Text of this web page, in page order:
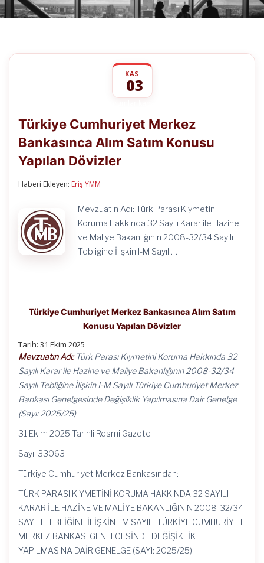
KAS
03
Merkez
Bankasınca
Alım
Konusu
Türkiye Cumhuriyet Merkez
Bankasınca Alım Satım Konusu
Yapılan Dövizler
Haberi Ekleyen: Eriş YMM
Mevzuatın Adı: Türk Parası Kıymetini
Koruma Hakkında 32 Sayılı Karar ile Hazine
ve Maliye Bakanlığının 2008-32/34 Sayılı
Tebliğine İlişkin I-M Sayılı…
Türkiye Cumhuriyet Merkez Bankasınca Alım Satım
Konusu Yapılan Dövizler
Tarih: 31 Ekim 2025
Mevzuatın Adı:Türk Parası Kıymetini Koruma Hakkında 32
Sayılı Karar ile Hazine ve Maliye Bakanlığının 2008-32/34
Sayılı Tebliğine İlişkin I-M Sayılı Türkiye Cumhuriyet Merkez
Bankası Genelgesinde Değişiklik Yapılmasına Dair Genelge
(Sayı: 2025/25)
31 Ekim 2025 Tarihli Resmi Gazete
Sayı: 33063
Türkiye Cumhuriyet Merkez Bankasından:
TÜRK PARASI KIYMETİNİ KORUMA HAKKINDA 32 SAYILI
KARAR İLE HAZİNE VE MALİYE BAKANLIĞININ 2008-32/34
SAYILI TEBLİĞİNE İLİŞKİN I-M SAYILI TÜRKİYE CUMHURİYET
MERKEZ BANKASI GENELGESİNDE DEĞİŞİKLİK
YAPILMASINA DAİR GENELGE (SAYI: 2025/25)